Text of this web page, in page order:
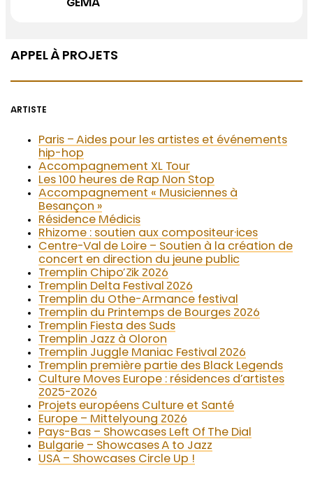
GEMA
APPEL À PROJETS
ARTISTE
Paris – Aides pour les artistes et événements
hip-hop
Accompagnement XL Tour
Les 100 heures de Rap Non Stop
Accompagnement « Musiciennes à
Besançon »
Résidence Médicis
Rhizome : soutien aux compositeur·ices
Centre-Val de Loire – Soutien à la création de
concert en direction du jeune public
Tremplin Chipo’Zik 2026
Tremplin Delta Festival 2026
Tremplin du Othe-Armance festival
Tremplin du Printemps de Bourges 2026
Tremplin Fiesta des Suds
Tremplin Jazz à Oloron
Tremplin Juggle Maniac Festival 2026
Tremplin première partie des Black Legends
Culture Moves Europe : résidences d’artistes
2025-2026
Projets européens Culture et Santé
Europe – Mittelyoung 2026
Pays-Bas – Showcases Left Of The Dial
Bulgarie – Showcases A to Jazz
USA – Showcases Circle Up !